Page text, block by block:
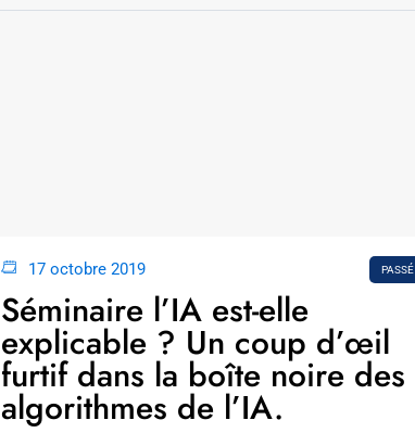
17 octobre 2019 PASSÉ
Séminaire l’IA est-elle
explicable ? Un coup d’œil
furtif dans la boîte noire des
algorithmes de l’IA.